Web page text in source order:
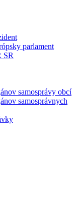
parlament
SR
samosprávy obcí
samosprávnych